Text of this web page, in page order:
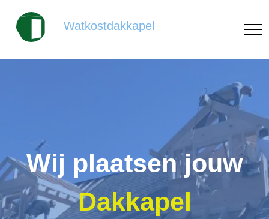
Watkostdakkapel
Wij plaatsen jouw
Dakkapel